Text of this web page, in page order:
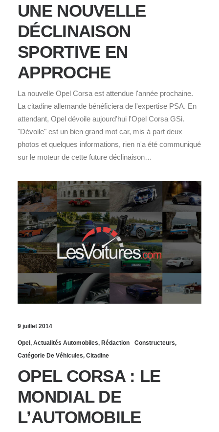
UNE NOUVELLE
DÉCLINAISON
SPORTIVE EN
APPROCHE
La nouvelle Opel Corsa est attendue l'année prochaine.
La citadine allemande bénéficiera de l'expertise PSA. En
attendant, Opel dévoile aujourd'hui l'Opel Corsa GSi.
"Dévoile" est un bien grand mot car, mis à part deux
photos et quelques informations, rien n'a été communiqué
sur le moteur de cette future déclinaison…
9 juillet 2014
Opel, Actualités Automobiles, Rédaction Constructeurs,
Catégorie De Véhicules, Citadine
OPEL CORSA : LE
MONDIAL DE
L’AUTOMOBILE